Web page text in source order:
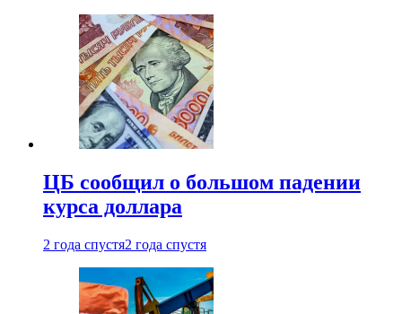
ЦБ сообщил о большом падении
курса доллара
2 года спустя2 года спустя